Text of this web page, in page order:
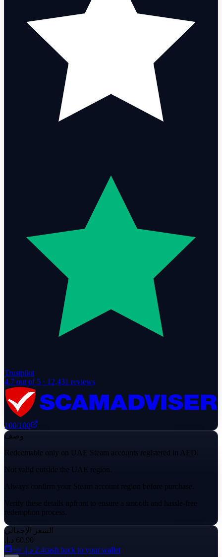
Trustpilot
4.7 out of 5 · 12,431 reviews
100/100
وصف
Redeemable only on UAE Steam accounts registered in AED.
Not valid outside the UAE region.
Always confirm your Steam account region before purchase.
Verify these details upfront to ensure a smooth and hassle-free
redemption process.
السعر الإجمالي
cash back to your wallet